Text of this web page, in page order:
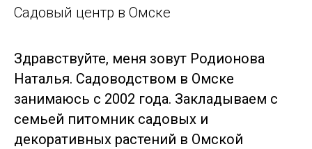
Садовый центр в Омске
Здравствуйте, меня зовут Родионова
Наталья. Садоводством в Омске
занимаюсь с 2002 года. Закладываем с
семьей питомник садовых и
декоративных растений в Омской